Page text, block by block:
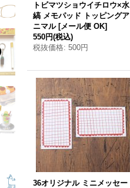
トビマツショウイチロウ×水
縞 メモパッド トッピングア
ニマル [メール便 OK]
550円(税込)
税抜価格: 500円
36オリジナル ミニメッセー